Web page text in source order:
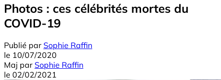
Photos : ces célébrités mortes du
COVID-19
Publié par Sophie Raffin
le 10/07/2020
Maj par Sophie Raffin
le 02/02/2021